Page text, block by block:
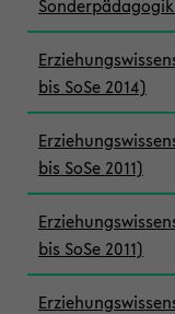
bis SoSe 2014)
bis SoSe 2011)
bis SoSe 2011)